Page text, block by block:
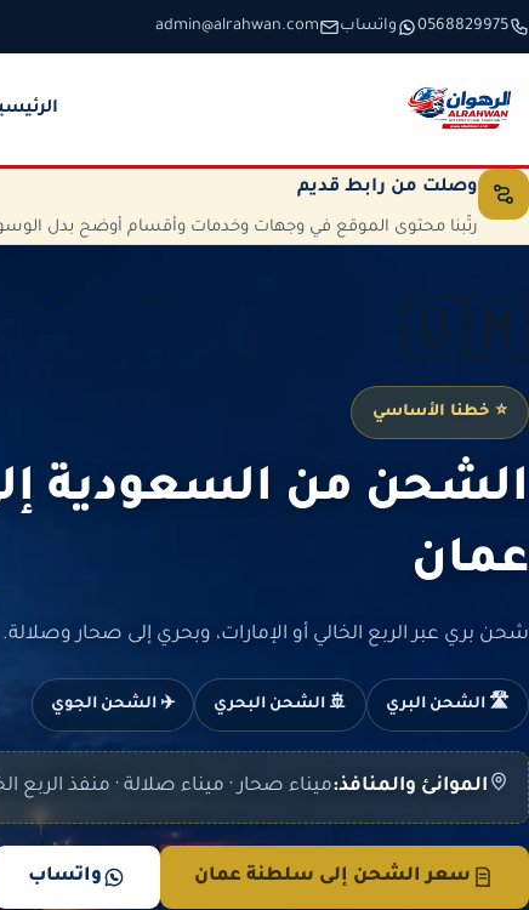
تخطَّ إلى المحتوى
0568829975 واتساب admin@alrahwan.com
وصلت من رابط قديم
رتّبنا محتوى الموقع في وجهات وخدمات وأقسام أوضح بدل
🇴🇲
⭐ خطنا الأساسي
الشحن من السعودية
عمان
شحن بري عبر الربع الخالي أو الإمارات، وبحري إلى صحار وصلالة.
🛣️ الشحن البري 🚢 الشحن البحري ✈️ الشحن الجوي
الموانئ والمنافذ:ميناء صحار · ميناء صلالة · منفذ الربع
سعر الشحن إلى سلطنة عمان واتساب